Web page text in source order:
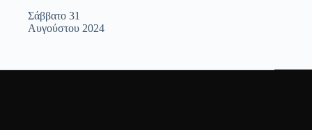
Σάββατο 31
Αυγούστου 2024